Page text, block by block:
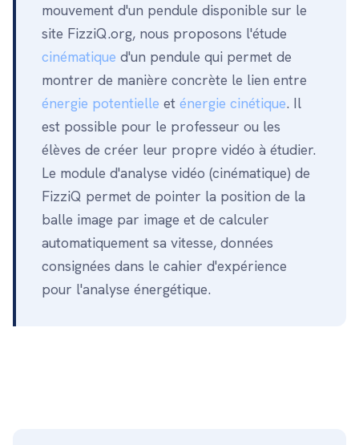
mouvement d'un pendule disponible sur le
site FizziQ.org, nous proposons l'étude
cinématique d'un pendule qui permet de
montrer de manière concrète le lien entre
énergie potentielle et énergie cinétique. Il
est possible pour le professeur ou les
élèves de créer leur propre vidéo à étudier.
Le module d'analyse vidéo (cinématique) de
FizziQ permet de pointer la position de la
balle image par image et de calculer
automatiquement sa vitesse, données
consignées dans le cahier d'expérience
pour l'analyse énergétique.